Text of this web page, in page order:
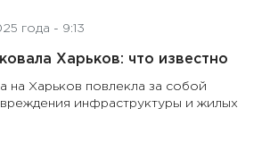
года - 9:13
Харьков: что известно
на Харьков повлекла за собой
инфраструктуры и жилых